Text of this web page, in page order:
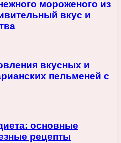
мороженого из
вкус и
вкусных и
пельменей с
основные
рецепты